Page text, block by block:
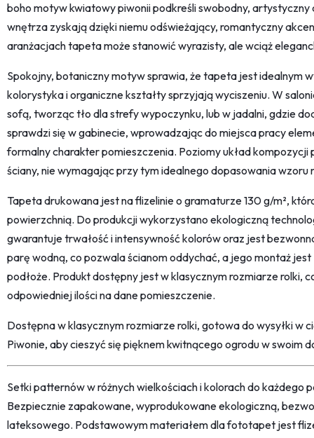
boho motyw kwiatowy piwonii podkreśli swobodny,
wnętrza zyskają dzięki niemu odświeżający, romantyczny
aranżacjach tapeta może stanowić wyrazisty, ale wciąż
Spokojny, botaniczny motyw sprawia, że tapeta jest idealnym
kolorystyka i organiczne kształty sprzyjają wyciszeniu. W
sofą, tworząc tło dla strefy wypoczynku, lub w jadalni, gdzie
sprawdzi się w gabinecie, wprowadzając do miejsca pracy
formalny charakter pomieszczenia. Poziomy układ
ściany, nie wymagając przy tym idealnego dopasowania wzoru
Tapeta drukowana jest na flizelinie o gramaturze 130 g/m²,
powierzchnią. Do produkcji wykorzystano ekologiczną
gwarantuje trwałość i intensywność kolorów oraz jest
parę wodną, co pozwala ścianom oddychać, a jego montaż
podłoże. Produkt dostępny jest w klasycznym rozmiarze rolki,
odpowiedniej ilości na dane pomieszczenie.
Dostępna w klasycznym rozmiarze rolki, gotowa do wysyłki w
Piwonie, aby cieszyć się pięknem kwitnącego ogrodu w swoim
Setki patternów w różnych wielkościach i kolorach do każdego
Bezpiecznie zapakowane, wyprodukowane ekologiczną,
lateksowego. Podstawowym materiałem dla fototapet jest